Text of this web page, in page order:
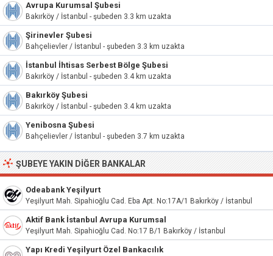
Avrupa Kurumsal Şubesi
Bakırköy / İstanbul - şubeden 3.3 km uzakta
Şirinevler Şubesi
Bahçelievler / İstanbul - şubeden 3.3 km uzakta
İstanbul İhtisas Serbest Bölge Şubesi
Bakırköy / İstanbul - şubeden 3.4 km uzakta
Bakırköy Şubesi
Bakırköy / İstanbul - şubeden 3.4 km uzakta
Yenibosna Şubesi
Bahçelievler / İstanbul - şubeden 3.7 km uzakta
ŞUBEYE YAKIN DIĞER BANKALAR
Odeabank Yeşilyurt
Yeşilyurt Mah. Sipahioğlu Cad. Eba Apt. No:17A/1 Bakırköy / İstanbul
Aktif Bank İstanbul Avrupa Kurumsal
Yeşilyurt Mah. Sipahioğlu Cad. No:17 B/1 Bakırköy / İstanbul
Yapı Kredi Yeşilyurt Özel Bankacılık